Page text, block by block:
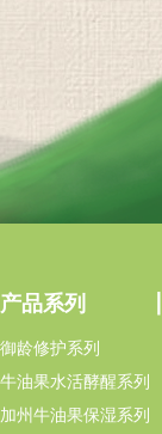
产品系列
御龄修护系列
牛油果水活酵醒系列
加州牛油果保湿系列